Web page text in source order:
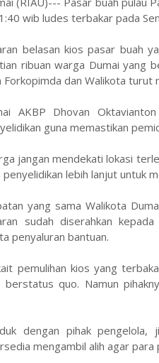
wib ludes terbakar pada
belasan kios pasar buah
ribuan warga Dumai yang
Forkopimda dan Walikota
AKBP Dhovan
guna memastikan
jangan mendekati lokasi
penyelidikan lebih lanjut untuk
yang sama Walikota
sudah diserahkan
penyaluran bantuan.
pemulihan kios yang
quo. Namun
dengan pihak
mengambil alih agar